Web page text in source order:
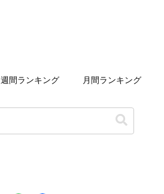
週間ランキング 月間ランキング